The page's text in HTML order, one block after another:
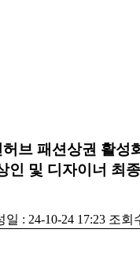
브 패션상권 활성
인 및 디자이너 최
일 : 24-10-24 17:23 조회